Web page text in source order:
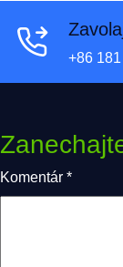
+86
Komentár *